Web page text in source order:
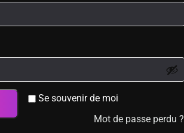
Se souvenir de moi
Mot de passe perdu ?